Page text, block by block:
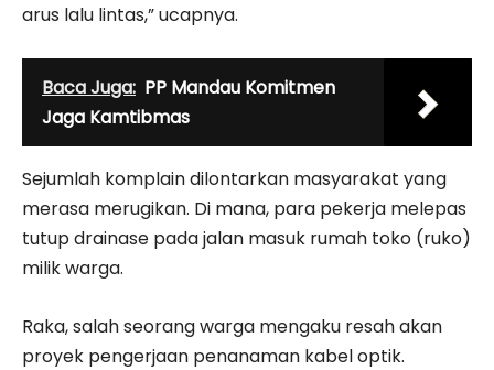
arus lalu lintas,” ucapnya.
Baca Juga: PP Mandau Komitmen
Jaga Kamtibmas
Sejumlah komplain dilontarkan masyarakat yang
merasa merugikan. Di mana, para pekerja melepas
tutup drainase pada jalan masuk rumah toko (ruko)
milik warga.
Raka, salah seorang warga mengaku resah akan
proyek pengerjaan penanaman kabel optik.